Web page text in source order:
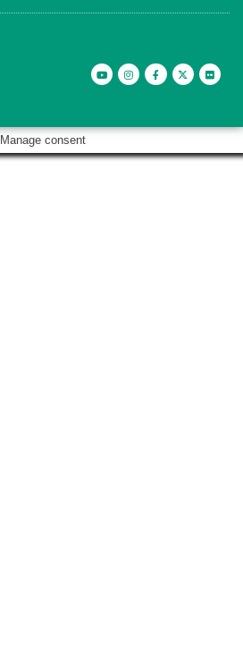
Manage consent